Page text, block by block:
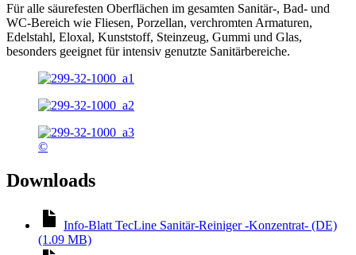
Für alle säurefesten Oberflächen im gesamten Sanitär-, Bad- und
WC-Bereich wie Fliesen, Porzellan, verchromten Armaturen,
Edelstahl, Eloxal, Kunststoff, Steinzeug, Gummi und Glas,
besonders geeignet für intensiv genutzte Sanitärbereiche.
©
Downloads
Info-Blatt TecLine Sanitär-Reiniger -Konzentrat- (DE)
(1.09 MB)